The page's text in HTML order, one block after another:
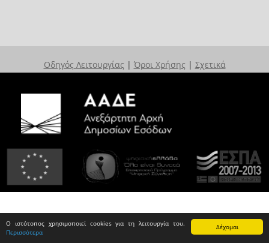
Δέχομαι
Ο ιστότοπος χρησιμοποιεί cookies για τη λειτουργία του.
Περισσότερα
Οδηγός Λειτουργίας | Όροι Χρήσης | Σχετικά